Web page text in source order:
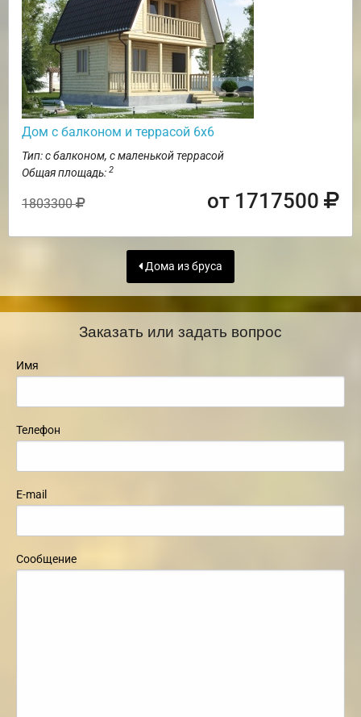
Дом с балконом и террасой 6х6
Тип: с балконом, с маленькой террасой
Общая площадь: 2
1803300 от 1717500
Дома из бруса
Заказать или задать вопрос
Имя
Телефон
E-mail
Сообщение